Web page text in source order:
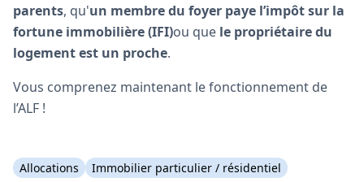
parents, qu'un membre du foyer paye l’impôt sur la
fortune immobilière (IFI)ou que le propriétaire du
logement est un proche.
Vous comprenez maintenant le fonctionnement de
l’ALF !
Allocations Immobilier particulier / résidentiel